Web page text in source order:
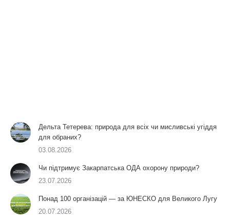
Дельта Тетерева: природа для всіх чи мисливські угіддя
для обраних?
03.08.2026
Чи підтримує Закарпатська ОДА охорону природи?
23.07.2026
Понад 100 організацій — за ЮНЕСКО для Великого Лугу
20.07.2026